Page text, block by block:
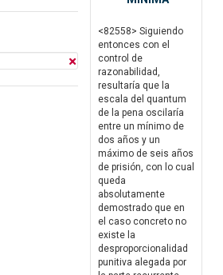
<82558> Siguiendo
entonces con el
control de
razonabilidad,
resultaría que la
escala del quantum
de la pena oscilaría
entre un mínimo de
dos años y un
máximo de seis años
de prisión, con lo cual
queda
absolutamente
demostrado que en
el caso concreto no
existe la
desproporcionalidad
punitiva alegada por